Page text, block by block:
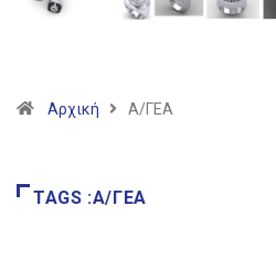
Αρχική Α/ΓΕΑ
TAGS :Α/ΓΕΑ